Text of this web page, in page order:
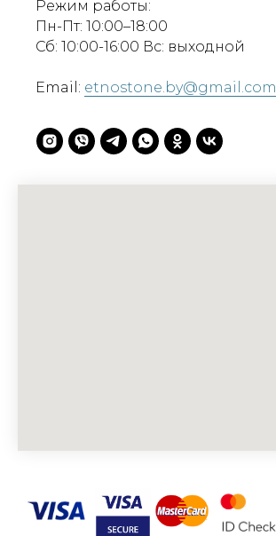
Режим работы:
Пн-Пт: 10:00–18:00
Сб: 10:00-16:00 Вс: выходной
Email: etnostone.by@gmail.com